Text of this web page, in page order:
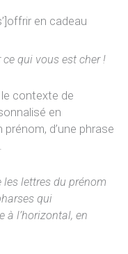
en cadeau
qui vous est cher !
contexte de
en
d’une phrase
lettres du prénom
qui
à l’horizontal, en